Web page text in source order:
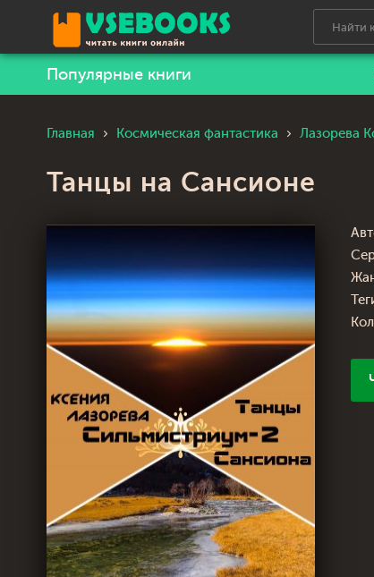
Популярные книги
Главная Космическая фантастика Лазорева
Танцы на Сансионе